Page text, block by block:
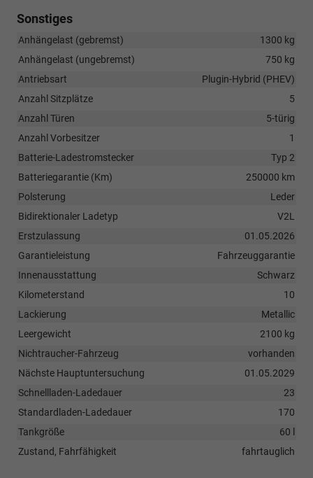
Sonstiges
Anhängelast (gebremst)
1300 kg
Anhängelast (ungebremst)
750 kg
Antriebsart
Plugin-Hybrid (PHEV)
Anzahl Sitzplätze
5
Anzahl Türen
5-türig
Anzahl Vorbesitzer
1
Batterie-Ladestromstecker
Typ 2
Batteriegarantie (Km)
250000 km
Polsterung
Leder
Bidirektionaler Ladetyp
V2L
Erstzulassung
01.05.2026
Garantieleistung
Fahrzeuggarantie
Innenausstattung
Schwarz
Kilometerstand
10
Lackierung
Metallic
Leergewicht
2100 kg
Nichtraucher-Fahrzeug
vorhanden
Nächste Hauptuntersuchung
01.05.2029
Schnellladen-Ladedauer
23
Standardladen-Ladedauer
170
Tankgröße
60 l
Zustand, Fahrfähigkeit
fahrtauglich